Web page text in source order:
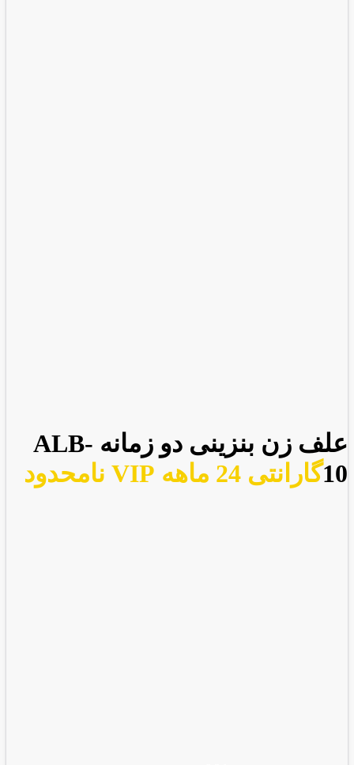
علف زن بنزینی دو زمانه ALB-
10گارانتی 24 ماهه VIP نامحدود